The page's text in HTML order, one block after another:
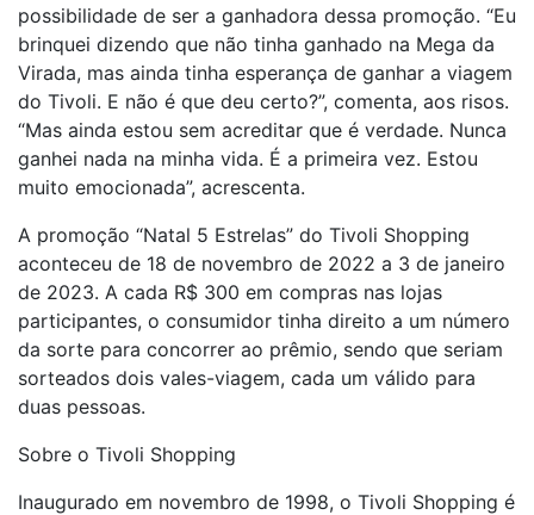
possibilidade de ser a ganhadora dessa promoção. “Eu
brinquei dizendo que não tinha ganhado na Mega da
Virada, mas ainda tinha esperança de ganhar a viagem
do Tivoli. E não é que deu certo?”, comenta, aos risos.
“Mas ainda estou sem acreditar que é verdade. Nunca
ganhei nada na minha vida. É a primeira vez. Estou
muito emocionada”, acrescenta.
A promoção “Natal 5 Estrelas” do Tivoli Shopping
aconteceu de 18 de novembro de 2022 a 3 de janeiro
de 2023. A cada R$ 300 em compras nas lojas
participantes, o consumidor tinha direito a um número
da sorte para concorrer ao prêmio, sendo que seriam
sorteados dois vales-viagem, cada um válido para
duas pessoas.
Sobre o Tivoli Shopping
Inaugurado em novembro de 1998, o Tivoli Shopping é